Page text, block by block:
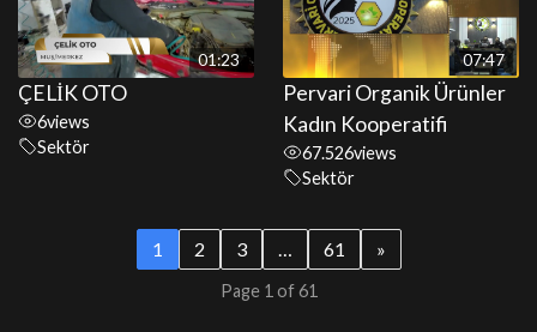
01:23
ÇELİK OTO
6views
Sektör
07:47
Pervari Organik Ürünler
Kadın Kooperatifi
67.526views
Sektör
1 2 3 … 61 »
Page 1 of 61